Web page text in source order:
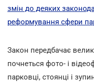
змін до деяких
реформування сфери
Закон передбачає
почнеться фото- і
парковці, стоянці і